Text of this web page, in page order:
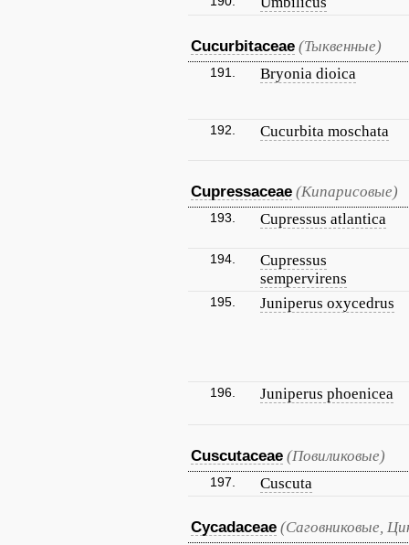
Cucurbitaceae (Тыквенные)
191. Bryonia dioica
192. Cucurbita moschata
Cupressaceae (Кипарисовые)
193. Cupressus atlantica
194.
Cupressus
sempervirens
195. Juniperus oxycedrus
196. Juniperus phoenicea
Cuscutaceae (Повиликовые)
197. Cuscuta
Cycadaceae (Саговниковые,